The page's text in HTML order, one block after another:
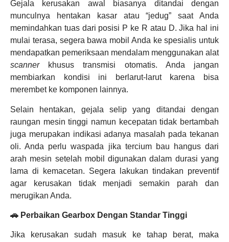
Gejala kerusakan awal biasanya ditandai dengan
munculnya hentakan kasar atau “jedug” saat Anda
memindahkan tuas dari posisi P ke R atau D. Jika hal ini
mulai terasa, segera bawa mobil Anda ke spesialis untuk
mendapatkan pemeriksaan mendalam menggunakan alat
scannerkhusus transmisi otomatis. Anda jangan
membiarkan kondisi ini berlarut-larut karena bisa
merembet ke komponen lainnya.
Selain hentakan, gejala selip yang ditandai dengan
raungan mesin tinggi namun kecepatan tidak bertambah
juga merupakan indikasi adanya masalah pada tekanan
oli. Anda perlu waspada jika tercium bau hangus dari
arah mesin setelah mobil digunakan dalam durasi yang
lama di kemacetan. Segera lakukan tindakan preventif
agar kerusakan tidak menjadi semakin parah dan
merugikan Anda.
🚗 Perbaikan Gearbox Dengan Standar Tinggi
Jika kerusakan sudah masuk ke tahap berat, maka